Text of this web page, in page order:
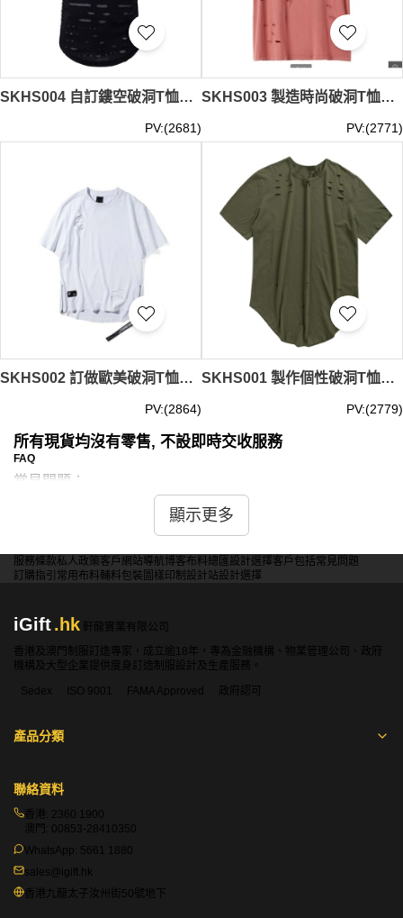
SKHS004 自訂鏤空破洞T恤款式 製作歐美嘻哈破洞T恤款式 穿窿 訂做破洞T恤款式 破洞T恤中心
PV:(2681)
SKHS003 製造時尚破洞T恤款式 訂做舒適破洞T恤款式 設計破洞T恤款式 破洞T恤專營
PV:(2771)
SKHS002 訂做歐美破洞T恤款式 設計寬鬆時尚破洞T恤款式 乞丐服 製作嘻哈破洞T恤款式 破洞T恤中心
PV:(2864)
SKHS001 製作個性破洞T恤款式 自訂寬鬆破洞T恤款式 乞丐服 破洞T恤 訂造破洞T恤款式 破洞T恤專營
PV:(2779)
所有現貨均沒有零售, 不設即時交收服務
FAQ
常見問題：
問：現貨破洞T恤是否有不同的剪裁風格？
答：是的，iGift提供的現貨破洞T恤有多種剪裁風格，例如
修身版、寬鬆版和超大版，滿足不同穿著者的需求和時尚品
味。
問：現貨破洞T恤是否有多種顏色可選？
答：是的，iGift的現貨破洞T恤有多種顏色可供選擇，包括
經典的黑白色以及各種鮮豔的顏色，適合搭配各種風格的服
答：是的，iGift提供的部分現貨破洞T恤具有特殊的水洗效
果，增添了更多的時尚元素，讓穿著者更加個性化。
問：現貨破洞T恤的貨期？
答：現貨破洞T恤的貨期根據訂購數量、定制要求和生產時
顯示更多
服務條款私人政策客戶 網站導航博客布料總匯設計選擇客戶包括常見問題
訂購指引 常用布料輔料包裝 圖樣印制 設計站設計選擇
iGift.hk
軒龍實業有限公司
香港及澳門制服訂造專家，成立逾18年，專為金融機構、物業管理公司、政府
機構及大型企業提供度身訂造制服設計及生產服務。
Sedex
ISO 9001 FAMA Approved 政府認可
產品分類
聯絡資料
香港: 2360 1900
澳門: 00853-28410350
WhatsApp: 5661 1880
sales@igift.hk
香港九龍太子汝州街50號地下